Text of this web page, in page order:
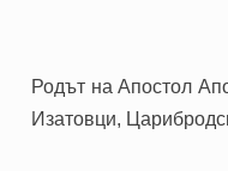
Родът на Апостол
Изатовци,